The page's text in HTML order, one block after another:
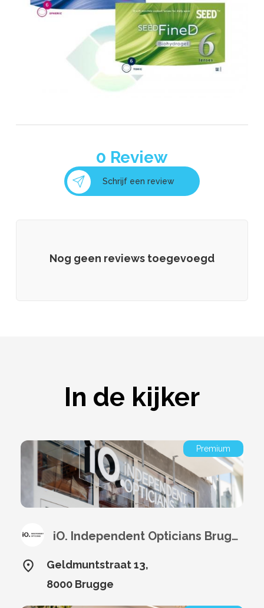
0 Review
Schrijf een review
Nog geen reviews toegevoegd
In de kijker
Premium
iO. Independent Opticians Brugge
Geldmuntstraat 13,
8000 Brugge